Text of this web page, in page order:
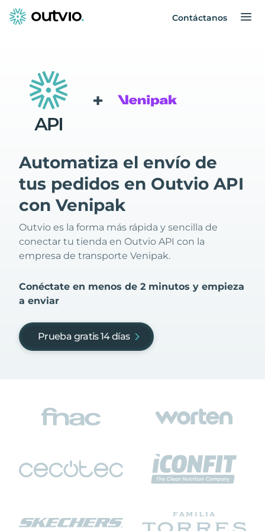
Contáctanos
+
Automatiza el envío de
tus pedidos en Outvio API
con Venipak
Outvio es la forma más rápida y sencilla de
conectar tu tienda en Outvio API con la
empresa de transporte Venipak.
Conéctate en menos de 2 minutos y empieza
a enviar
Prueba gratis 14 días